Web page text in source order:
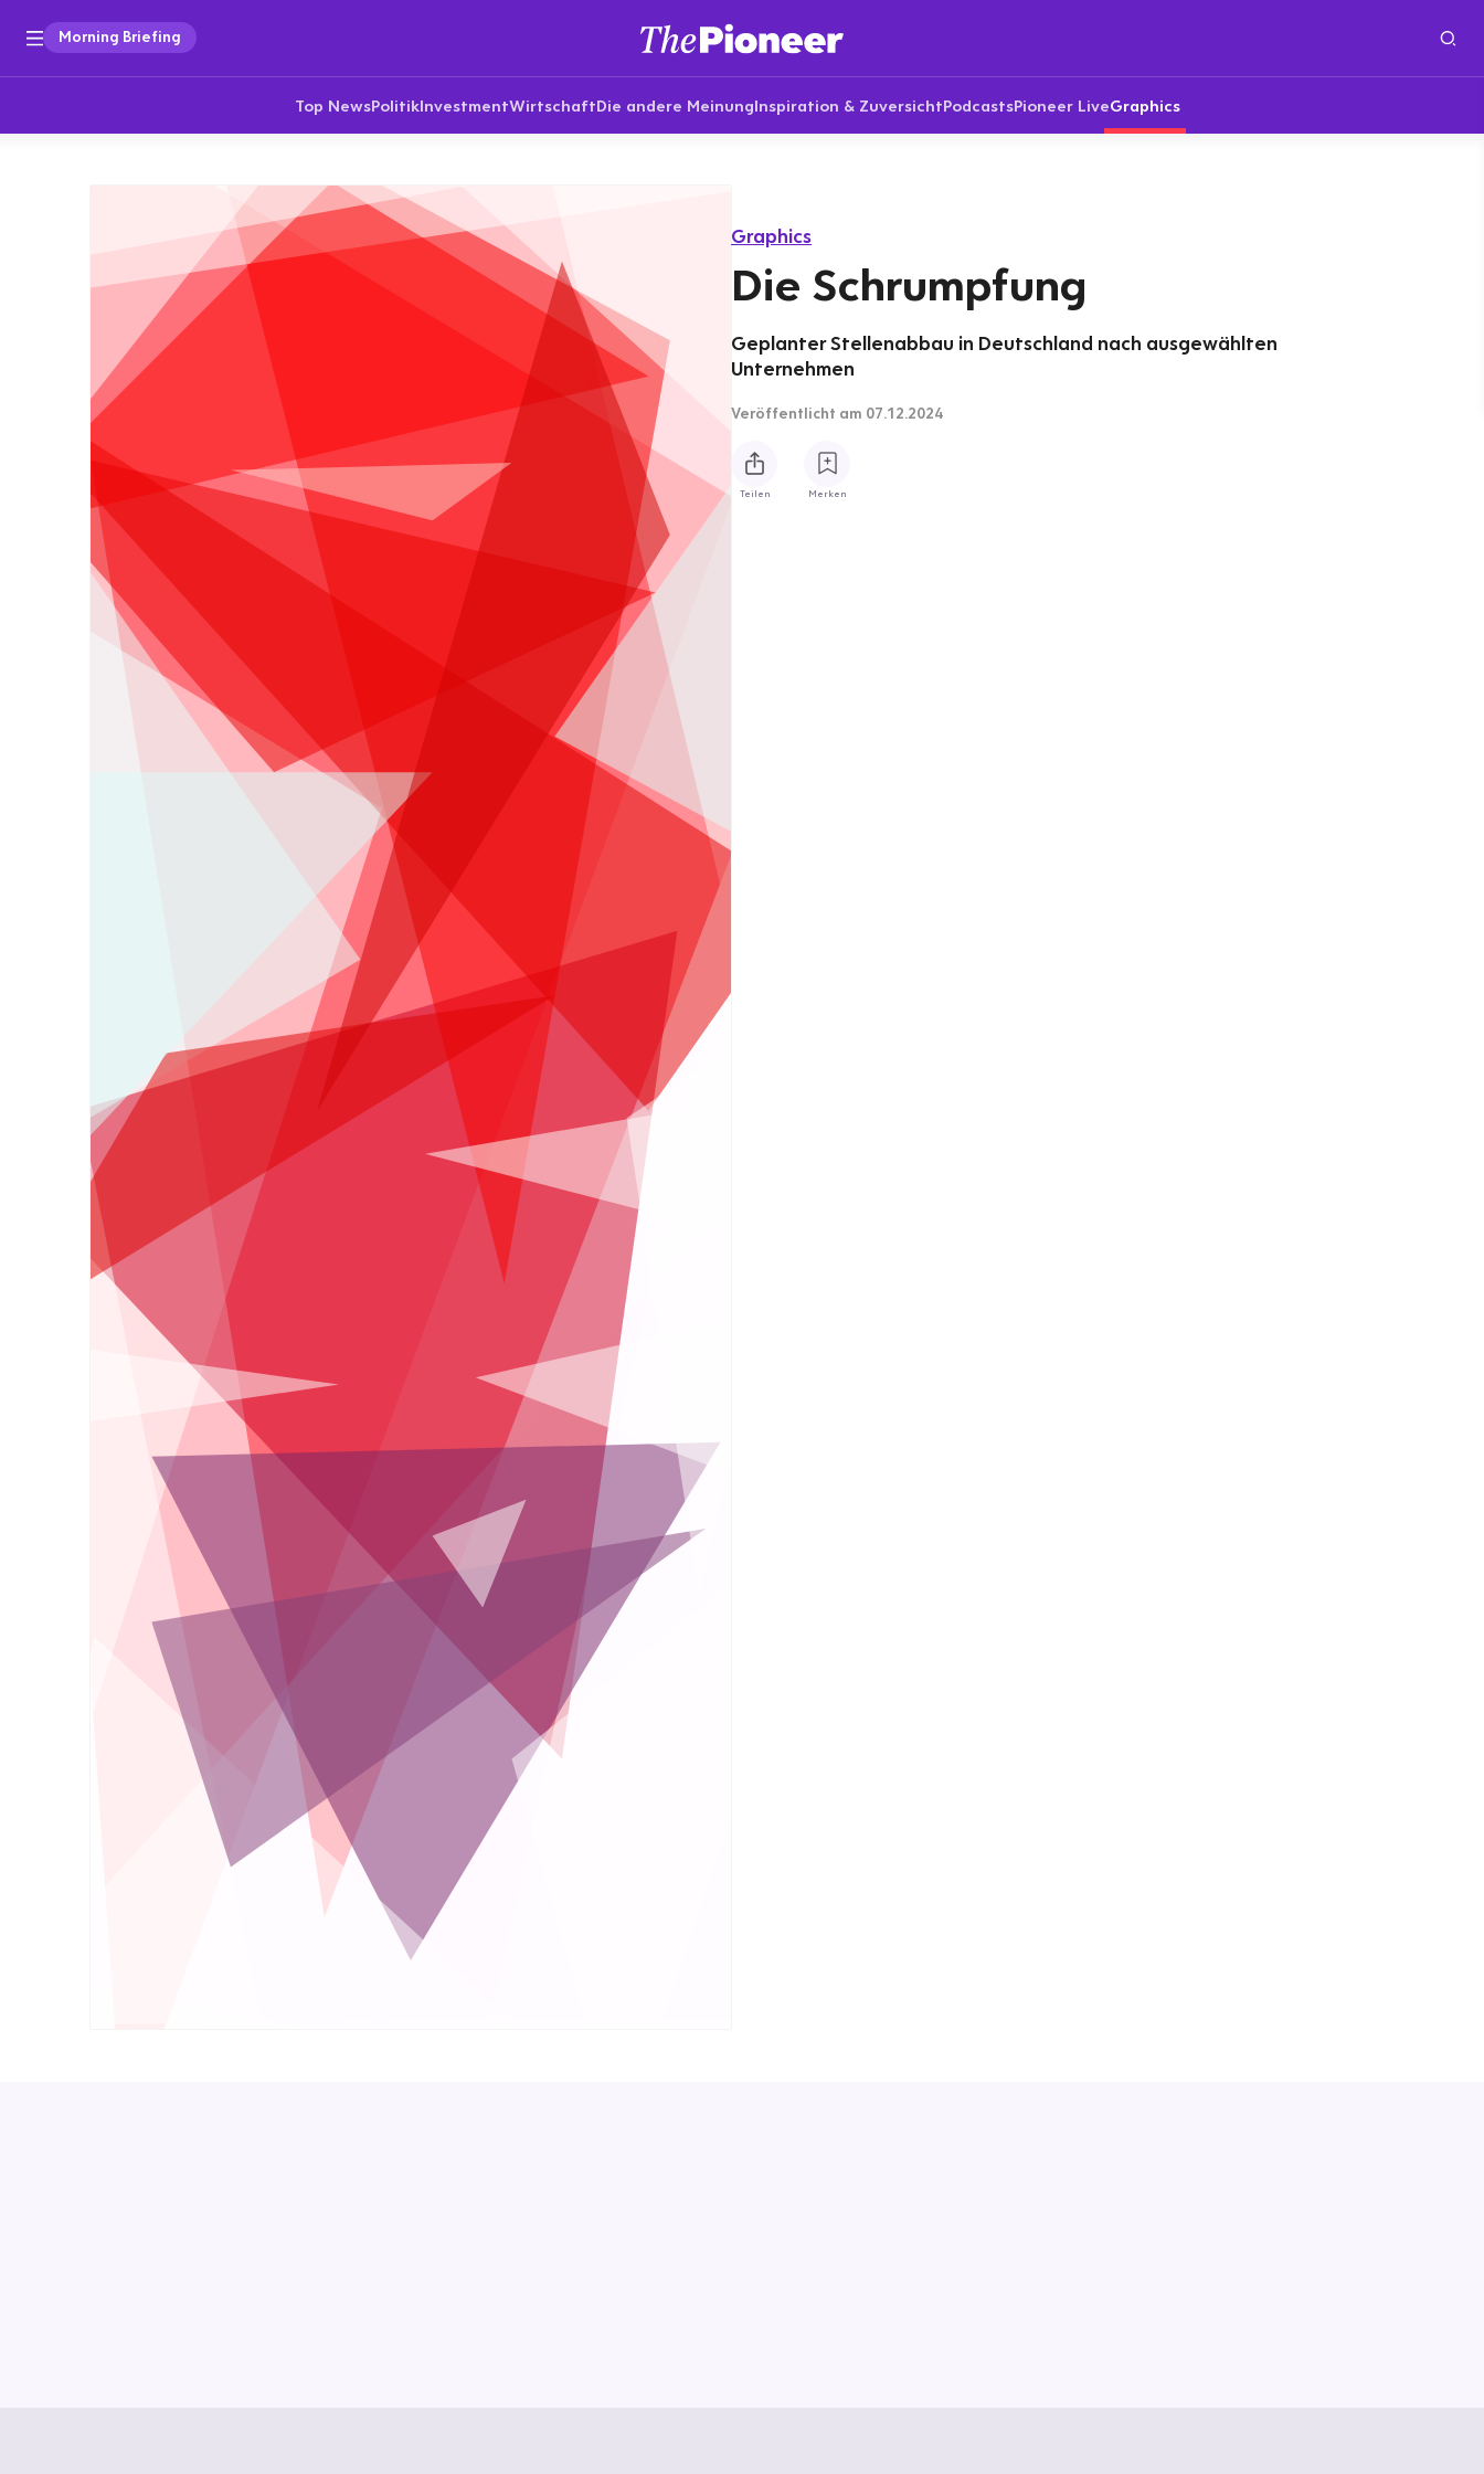
Morning Briefing
Top NewsPolitikInvestmentWirtschaftDie andere MeinungInspiration & ZuversichtPodcastsPioneer LiveGraphics
Graphics
Die Schrumpfung
Geplanter Stellenabbau in Deutschland nach ausgewählten
Unternehmen
Veröffentlicht am 07.12.2024
Teilen Merken